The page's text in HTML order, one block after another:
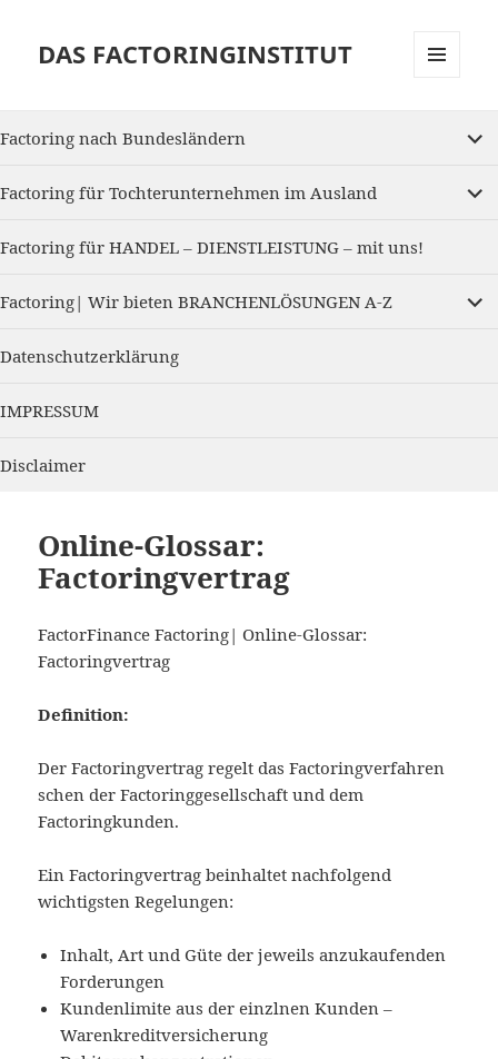
DAS FACTORINGINSTITUT
Factoring nach Bundesländern
child
Factoring für Tochterunternehmen im Ausland
child
Factoring für HANDEL – DIENSTLEISTUNG – mit uns!
Factoring| Wir bieten BRANCHENLÖSUNGEN A-Z
child
Datenschutzerklärung
IMPRESSUM
Disclaimer
Online-Glossar:
Factoringvertrag
FactorFinance Factoring| Online-Glossar:
Factoringvertrag
Definition:
Der Factoringvertrag regelt das Factoringverfahren
schen der Factoringgesellschaft und dem
Factoringkunden.
Ein Factoringvertrag beinhaltet nachfolgend
wichtigsten Regelungen:
Inhalt, Art und Güte der jeweils anzukaufenden
Forderungen
Kundenlimite aus der einzlnen Kunden –
Warenkreditversicherung